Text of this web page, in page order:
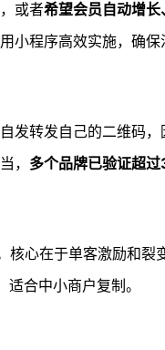
或者希望会员自动增
程序高效实施，确保
发转发自己的二维码
， 多个品牌已验证超
心在于单客激励和裂
合中小商户复制。